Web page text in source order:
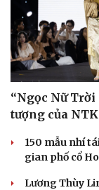
“Ngọc Nữ Trời
tượng của
150 mẫu nhí
gian phố cổ
Lương Thùy